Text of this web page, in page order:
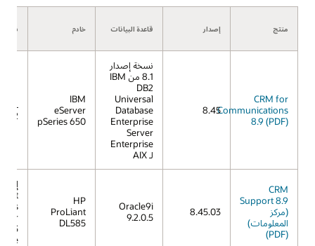
منتج إصدار قاعدة البيانات خادم نظام
CRM for
Communications
8.9 (PDF)
8.45
نسخة إصدار
8.1 من IBM
DB2
Universal
Database
Enterprise
Server
Enterprise
لـ AIX
IBM
eServer
pSeries 650
V5.2
CRM
Support 8.9
(مركز
المعلومات)
(PDF)
8.45.03
Oracle9i
9.2.0.5
HP
ProLiant
DL585